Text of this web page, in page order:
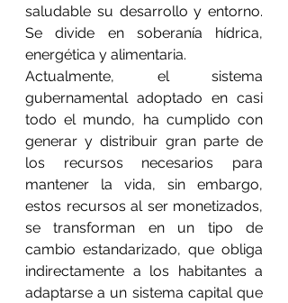
saludable su desarrollo y entorno.
Se divide en soberanía hídrica,
energética y alimentaria.
Actualmente, el sistema
gubernamental adoptado en casi
todo el mundo, ha cumplido con
generar y distribuir gran parte de
los recursos necesarios para
mantener la vida, sin embargo,
estos recursos al ser monetizados,
se transforman en un tipo de
cambio estandarizado, que obliga
indirectamente a los habitantes a
adaptarse a un sistema capital que